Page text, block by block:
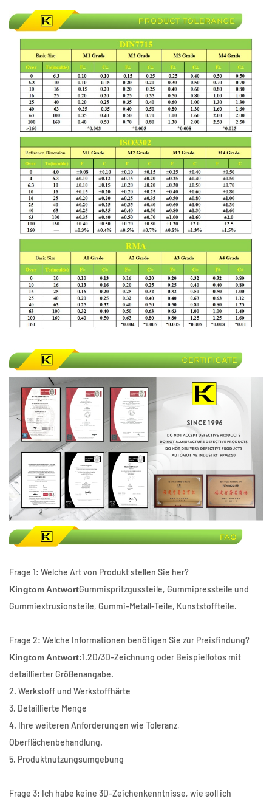
Frage 1: Welche Art von Produkt stellen Sie her?
Kingtom AntwortGummispritzgussteile, Gummipressteile und
Gummiextrusionsteile, Gummi-Metall-Teile, Kunststoffteile.
Frage 2: Welche Informationen benötigen Sie zur Preisfindung?
Kingtom Antwort:1.2D/3D-Zeichnung oder Beispielfotos mit
detaillierter Größenangabe.
2. Werkstoff und Werkstoffhärte
3. Detaillierte Menge
4. Ihre weiteren Anforderungen wie Toleranz,
Oberflächenbehandlung.
5. Produktnutzungsumgebung
Frage 3: Ich habe keine 3D-Zeichenkenntnisse, wie soll ich